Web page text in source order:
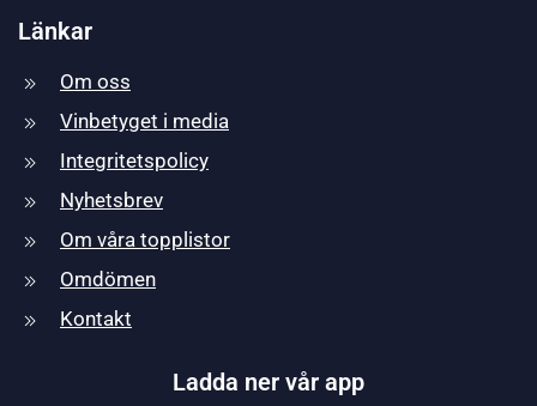
Länkar
Om oss
Vinbetyget i media
Integritetspolicy
Nyhetsbrev
Om våra topplistor
Omdömen
Kontakt
Ladda ner vår app